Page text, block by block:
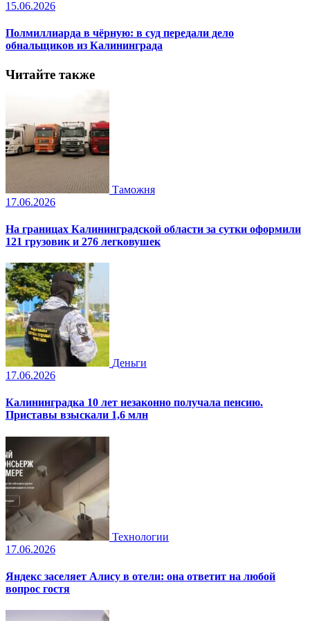
15.06.2026
Полмиллиарда в чёрную: в суд передали дело
обнальщиков из Калининграда
Читайте также
Таможня
17.06.2026
На границах Калининградской области за сутки оформили
121 грузовик и 276 легковушек
Деньги
17.06.2026
Калининградка 10 лет незаконно получала пенсию.
Приставы взыскали 1,6 млн
Технологии
17.06.2026
Яндекс заселяет Алису в отели: она ответит на любой
вопрос гостя